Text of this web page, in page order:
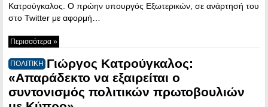
Κατρούγκαλος. Ο πρώην υπουργός Εξωτερικών, σε ανάρτησή του
στο Twitter με αφορμή…
Περισσότερα »
ΠΟΛΙΤΙΚΗ Γιώργος Κατρούγκαλος:
«Απαράδεκτο να εξαιρείται ο
συντονισμός πολιτικών πρωτοβουλιών